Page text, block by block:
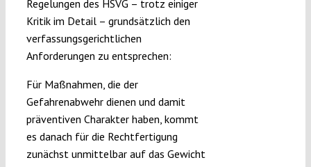
Regelungen des HSVG – trotz einiger
Kritik im Detail – grundsätzlich den
verfassungsgerichtlichen
Anforderungen zu entsprechen:
Für Maßnahmen, die der
Gefahrenabwehr dienen und damit
präventiven Charakter haben, kommt
es danach für die Rechtfertigung
zunächst unmittelbar auf das Gewicht